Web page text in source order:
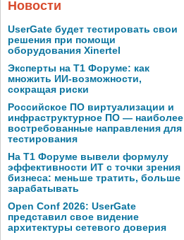
Новости
UserGate будет тестировать свои
решения при помощи
оборудования Xinertel
Эксперты на Т1 Форуме: как
множить ИИ-возможности,
сокращая риски
Российское ПО виртуализации и
инфраструктурное ПО — наиболее
востребованные направления для
тестирования
На Т1 Форуме вывели формулу
эффективности ИТ с точки зрения
бизнеса: меньше тратить, больше
зарабатывать
Open Conf 2026: UserGate
представил свое видение
архитектуры сетевого доверия